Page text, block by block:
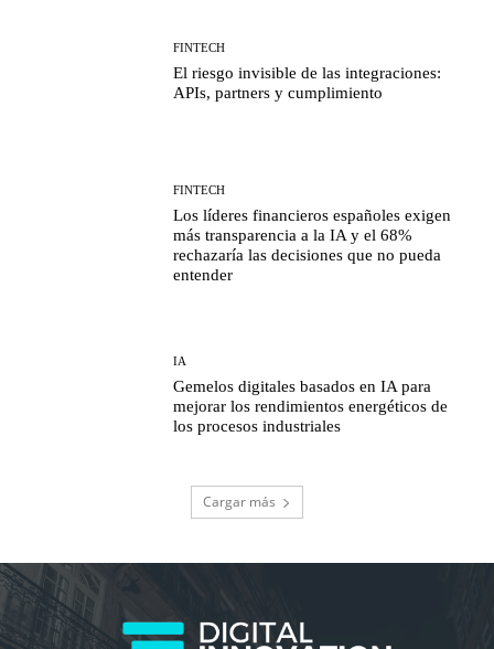
FINTECH
El riesgo invisible de las integraciones:
APIs, partners y cumplimiento
FINTECH
Los líderes financieros españoles exigen
más transparencia a la IA y el 68%
rechazaría las decisiones que no pueda
entender
IA
Gemelos digitales basados en IA para
mejorar los rendimientos energéticos de
los procesos industriales
Cargar más